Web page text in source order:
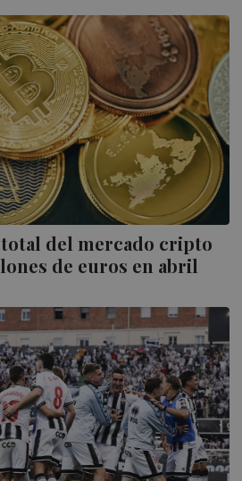
del mercado cripto
de euros en abril